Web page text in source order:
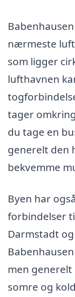
nærmeste
som ligger
lufthavnen
tager
du tage en
generelt den
bekvemme
Byen har
forbindelser
Darmstadt
men
somre og